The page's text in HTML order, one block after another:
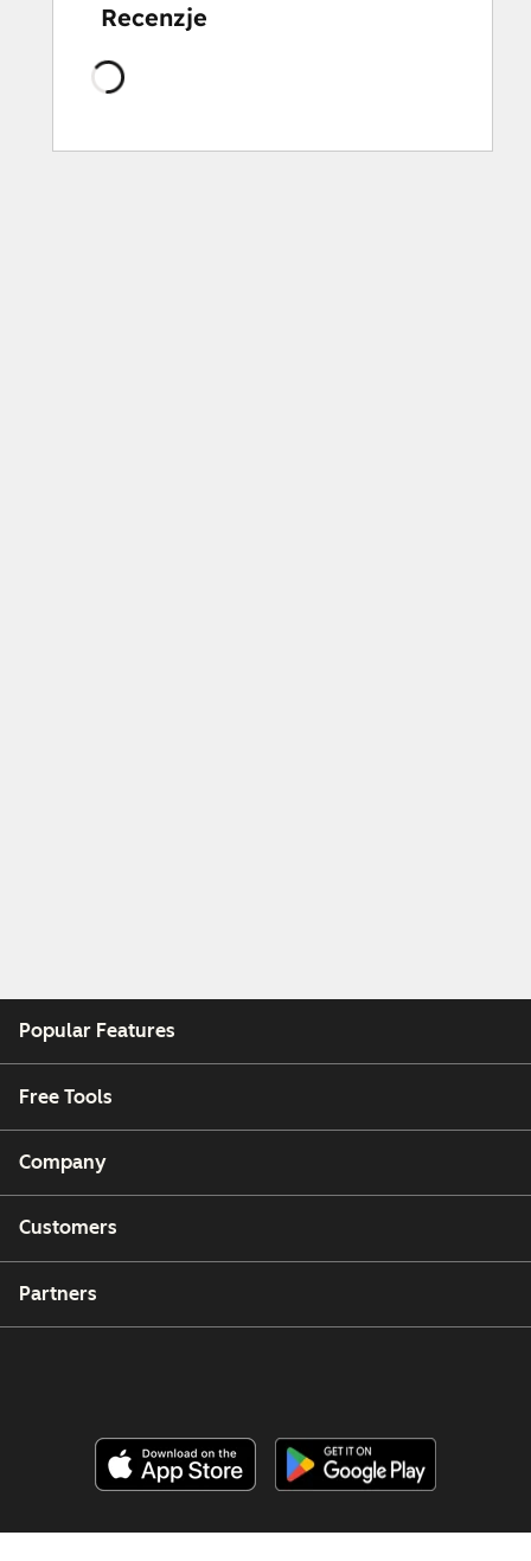
Recenzje
Ładowanie
Popular Features
Free Tools
Company
Customers
Partners